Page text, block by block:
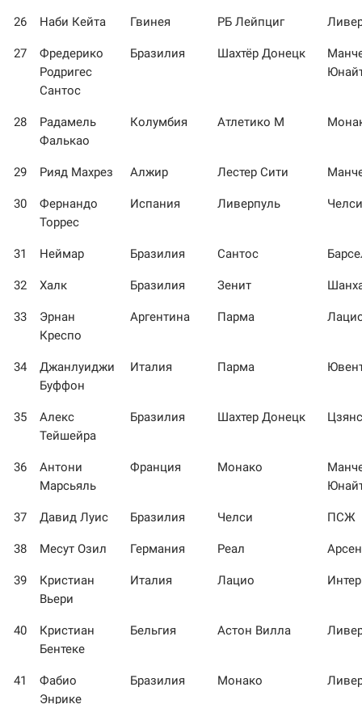
26 Наби Кейта Гвинея РБ Лейпциг
27
Фредерико
Родригес
Сантос
Бразилия Шахтёр Донецк
28
Радамель
Фалькао
Колумбия Атлетико М
29 Рияд Махрез Алжир Лестер Сити
30
Фернандо
Торрес
Испания Ливерпуль Челси
31 Неймар Бразилия Сантос
32 Халк Бразилия Зенит
33
Эрнан
Креспо
Аргентина Парма
34
Джанлуиджи
Буффон
Италия Парма
35
Алекс
Тейшейра
Бразилия Шахтер Донецк
36
Антони
Марсьяль
Франция Монако
37 Давид Луис Бразилия Челси ПСЖ
38 Месут Озил Германия Реал
39
Кристиан
Вьери
Италия Лацио
40
Кристиан
Бентеке
Бельгия Астон Вилла
41
Фабио
Энрике
Бразилия Монако